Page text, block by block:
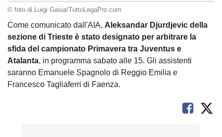
© foto di Luigi Gasia/TuttoLegaPro.com
Come comunicato dall'AIA, Aleksandar Djurdjevic della
sezione di Trieste è stato designato per arbitrare la
sfida del campionato Primavera tra Juventus e
Atalanta, in programma sabato alle 15. Gli assistenti
saranno Emanuele Spagnolo di Reggio Emilia e
Francesco Tagliaferri di Faenza.